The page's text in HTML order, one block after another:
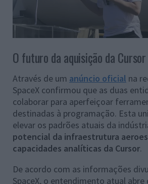
O futuro da aquisição da
Através de um anúncio oficial na
SpaceX confirmou que as duas
colaborar para aperfeiçoar
destinadas à programação. Esta
elevar os padrões atuais da
potencial da infraestrutura
capacidades analíticas da Cursor.
De acordo com as informações
SpaceX, o entendimento atual abre